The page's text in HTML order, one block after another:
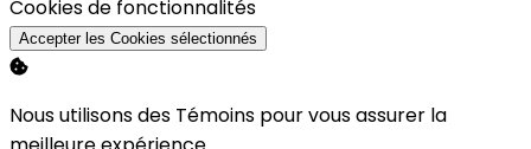
Activer
Cookies de fonctionnalités
Accepter les Cookies sélectionnés
Nous utilisons des Témoins pour vous assurer la